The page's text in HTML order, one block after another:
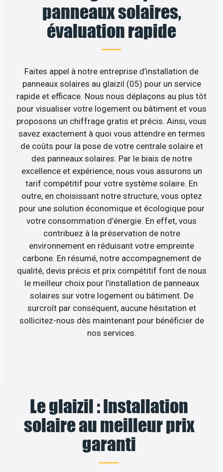
panneaux solaires,
évaluation rapide
Faites appel à notre entreprise d’installation de
panneaux solaires au glaizil (05) pour un service
rapide et efficace. Nous nous déplaçons au plus tôt
pour visualiser votre logement ou bâtiment et vous
proposons un chiffrage gratis et précis. Ainsi, vous
savez exactement à quoi vous attendre en termes
de coûts pour la pose de votre centrale solaire et
des panneaux solaires. Par le biais de notre
excellence et expérience, nous vous assurons un
tarif compétitif pour votre système solaire. En
outre, en choisissant notre structure, vous optez
pour une solution économique et écologique pour
votre consommation d’énergie. En effet, vous
contribuez à la préservation de notre
environnement en réduisant votre empreinte
carbone. En résumé, notre accompagnement de
qualité, devis précis et prix compétitif font de nous
le meilleur choix pour l’installation de panneaux
solaires sur votre logement ou bâtiment. De
surcroît par conséquent, aucune hésitation et
sollicitez-nous dès maintenant pour bénéficier de
nos services.
Le glaizil : Installation
solaire au meilleur prix
garanti